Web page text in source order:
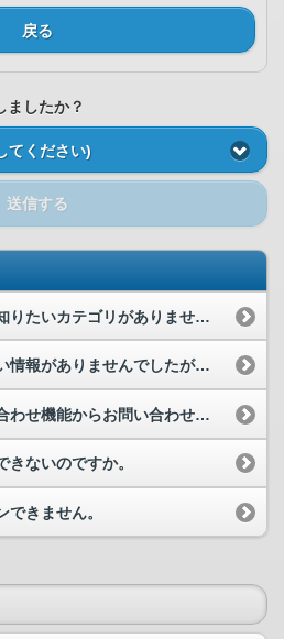
戻る
ましたか？
てください)
送信する
カテゴリから検索の中に知りたいカテゴリがありません。
よくあるご質問に知りたい情報がありませんでしたが、どうすればいいですか。
マイナポータルのお問い合わせ機能からお問い合わせを行いたいのですが、どこからお問い合わせができ...
ないのですか。
きません。